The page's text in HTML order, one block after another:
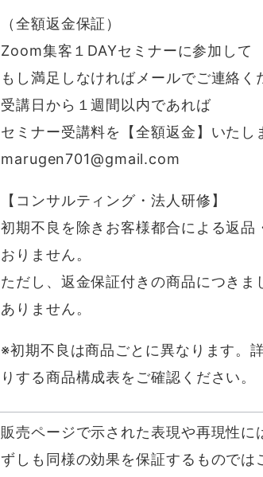
（全額返金保証）
Zoom集客１DAYセミナーに参加して
もし満足しなければメールでご連絡く
受講日から１週間以内であれば
セミナー受講料を【全額返金】いたし
marugen701@gmail.com
【コンサルティング・法人研修】
初期不良を除きお客様都合による返品
おりません。
ただし、返金保証付きの商品につきま
ありません。
※初期不良は商品ごとに異なります。
りする商品構成表をご確認ください。
販売ページで示された表現や再現性に
ずしも同様の効果を保証するものでは